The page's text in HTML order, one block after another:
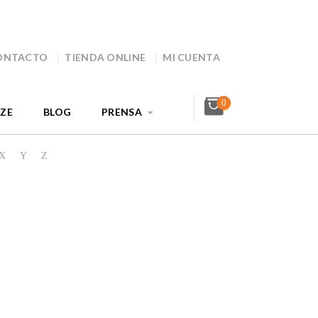
TIENDA ONLINE MI CUENTA
BLOG PRENSA
0
Y Z